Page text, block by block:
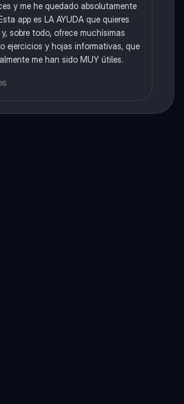
y me he quedado absolutamente
app es LA AYUDA que quieres
sobre todo, ofrece muchísimas
ejercicios y hojas informativas, que
me han sido MUY útiles.